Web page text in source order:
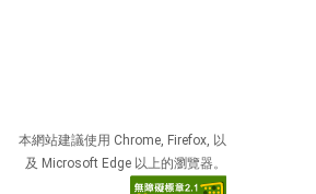
本網站建議使用 Chrome, Firefox, 以
及 Microsoft Edge 以上的瀏覽器。